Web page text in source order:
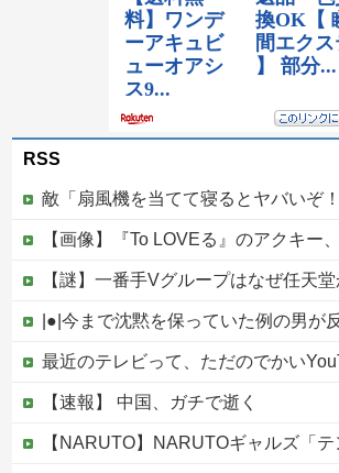
RSS
敵「扇風機を当てて寝るとヤバいぞ！」 ワイ「大丈夫や
【画像】『To LOVEる』のアクキー、不評だっ
【謎】一番手Vグループはなぜ任天堂からあそこま
|●|今まで沈黙を保っていた例の男が反高市活動を再開した模様、財務省を手
最近のテレビって、ただのでかいYouTubeに
【速報】 中国、ガチで逝く
【NARUTO】NARUTOギャルズ「テンテン再販)」フィギ